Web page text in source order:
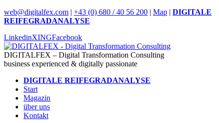
Skip
to
web@digitalfex.com | +43 (0) 680 / 40 56 200 | Map | DIGITALE
REIFEGRADANALYSE
LinkedinXINGFacebook
DIGITALFEX – Digital Transformation Consulting
business experienced & digitally passionate
DIGITALE REIFEGRADANALYSE
Start
Magazin
über uns
Kontakt